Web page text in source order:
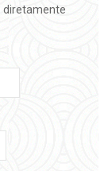
diretamente